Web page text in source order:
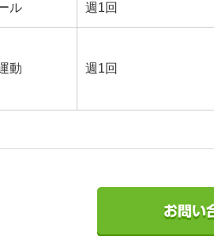
ル 週1回
動 週1回